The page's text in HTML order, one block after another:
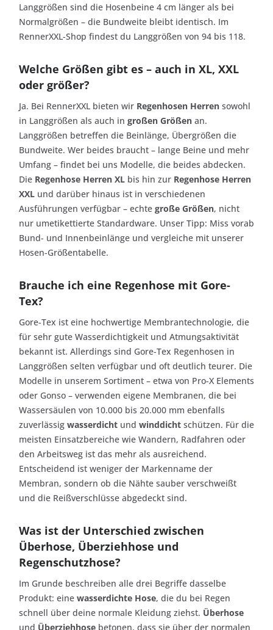
Langgrößen sind die Hosenbeine 4 cm länger als bei
Normalgrößen – die Bundweite bleibt identisch. Im
RennerXXL-Shop findest du Langgrößen von 94 bis 118.
Welche Größen gibt es – auch in XL, XXL
oder größer?
Ja. Bei RennerXXL bieten wir Regenhosen Herren sowohl
in Langgrößen als auch in großen Größen an.
Langgrößen betreffen die Beinlänge, Übergrößen die
Bundweite. Wer beides braucht – lange Beine und mehr
Umfang – findet bei uns Modelle, die beides abdecken.
Die Regenhose Herren XL bis hin zur Regenhose Herren
XXL und darüber hinaus ist in verschiedenen
Ausführungen verfügbar – echte große Größen, nicht
nur umetikettierte Standardware. Unser Tipp: Miss vorab
Bund- und Innenbeinlänge und vergleiche mit unserer
Hosen-Größentabelle.
Brauche ich eine Regenhose mit Gore-
Tex?
Gore-Tex ist eine hochwertige Membrantechnologie, die
für sehr gute Wasserdichtigkeit und Atmungsaktivität
bekannt ist. Allerdings sind Gore-Tex Regenhosen in
Langgrößen selten verfügbar und oft deutlich teurer. Die
Modelle in unserem Sortiment – etwa von Pro-X Elements
oder Gonso – verwenden eigene Membranen, die bei
Wassersäulen von 10.000 bis 20.000 mm ebenfalls
zuverlässig wasserdicht und winddicht schützen. Für die
meisten Einsatzbereiche wie Wandern, Radfahren oder
den Arbeitsweg ist das mehr als ausreichend.
Entscheidend ist weniger der Markenname der
Membran, sondern ob die Nähte sauber verschweißt
und die Reißverschlüsse abgedeckt sind.
Was ist der Unterschied zwischen
Überhose, Überziehhose und
Regenschutzhose?
Im Grunde beschreiben alle drei Begriffe dasselbe
Produkt: eine wasserdichte Hose, die du bei Regen
schnell über deine normale Kleidung ziehst. Überhose
und Überziehhose betonen, dass sie über der normalen